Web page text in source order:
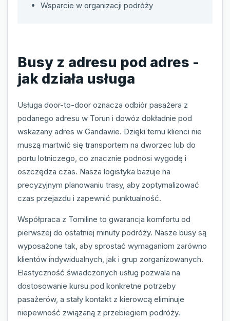
Wsparcie w organizacji podróży
Busy z adresu pod adres -
jak działa usługa
Usługa door-to-door oznacza odbiór pasażera z
podanego adresu w Torun i dowóz dokładnie pod
wskazany adres w Gandawie. Dzięki temu klienci nie
muszą martwić się transportem na dworzec lub do
portu lotniczego, co znacznie podnosi wygodę i
oszczędza czas. Nasza logistyka bazuje na
precyzyjnym planowaniu trasy, aby zoptymalizować
czas przejazdu i zapewnić punktualność.
Współpraca z Tomiline to gwarancja komfortu od
pierwszej do ostatniej minuty podróży. Nasze busy są
wyposażone tak, aby sprostać wymaganiom zarówno
klientów indywidualnych, jak i grup zorganizowanych.
Elastyczność świadczonych usług pozwala na
dostosowanie kursu pod konkretne potrzeby
pasażerów, a stały kontakt z kierowcą eliminuje
niepewność związaną z przebiegiem podróży.